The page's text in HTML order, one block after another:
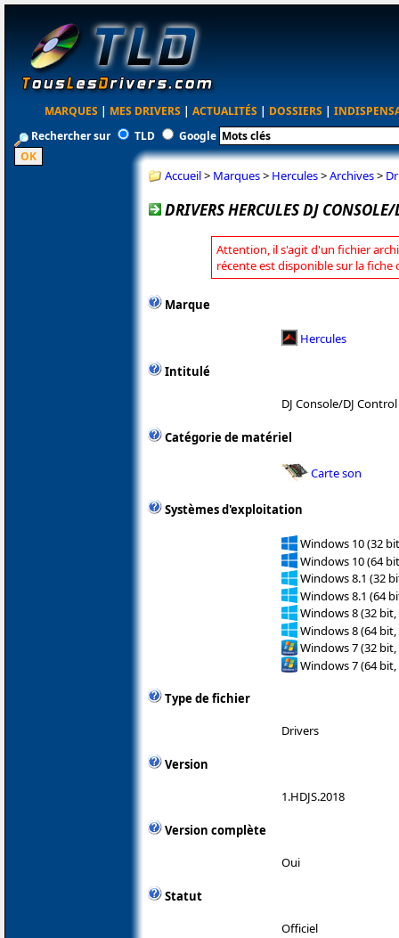
MARQUES | MES DRIVERS | ACTUALITÉS | DOSSIERS |
Rechercher sur
TLD Google
Accueil> Marques> Hercules>Archives>
DRIVERS HERCULES DJ
Attention, il s'agit d'un fichier
récente est disponible sur la fiche
Marque
Hercules
Intitulé
DJ Console/DJ Control
Catégorie de matériel
Carte son
Systèmes d'exploitation
Windows 10 (32
Windows 10 (64
Windows 8.1 (32
Windows 8.1 (64
Windows 8 (32 bit,
Windows 8 (64 bit,
Windows 7 (32 bit,
Windows 7 (64 bit,
Type de fichier
Drivers
Version
1.HDJS.2018
Version complète
Oui
Statut
Officiel